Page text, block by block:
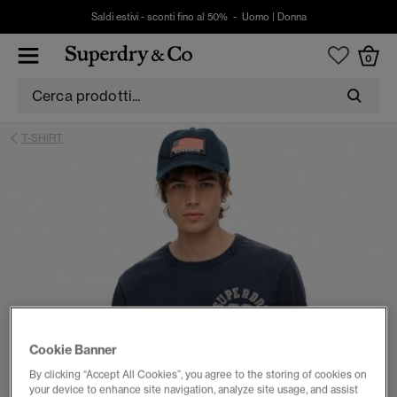
Saldi estivi - sconti fino al 50% - Uomo Donna
0
T-SHIRT
Cookie Banner
By clicking “Accept All Cookies”, you agree to the storing of cookies on
your device to enhance site navigation, analyze site usage, and assist